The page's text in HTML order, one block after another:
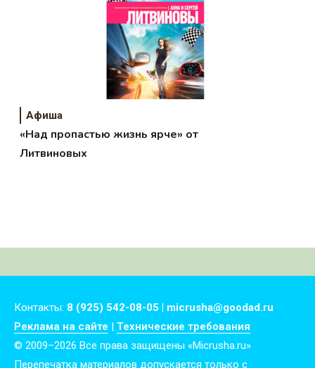
Афиша
«Над пропастью жизнь ярче» от
Литвиновых
Контакты: 8 (925) 542-08-05 | micrusha@goodad.ru
Реклама на сайте
Технические требования
© 2009–2026 Все права защищены «Micrusha.ru»
Перепечатка материалов допускается только с